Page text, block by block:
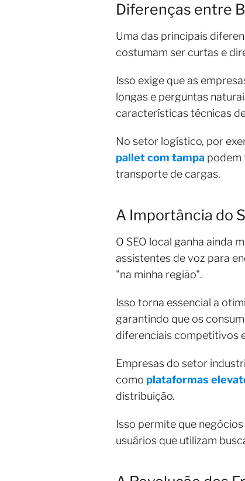
Diferenças entre
Uma das principais
costumam ser curtas e
Isso exige que as
longas e perguntas
características técnicas
No setor logístico, por
pallet com tampa podem
transporte de cargas.
A Importância do
O SEO local ganha ainda
assistentes de voz para
"na minha região".
Isso torna essencial a
garantindo que os
diferenciais competitivos
Empresas do setor
como plataformas
distribuição.
Isso permite que
usuários que utilizam